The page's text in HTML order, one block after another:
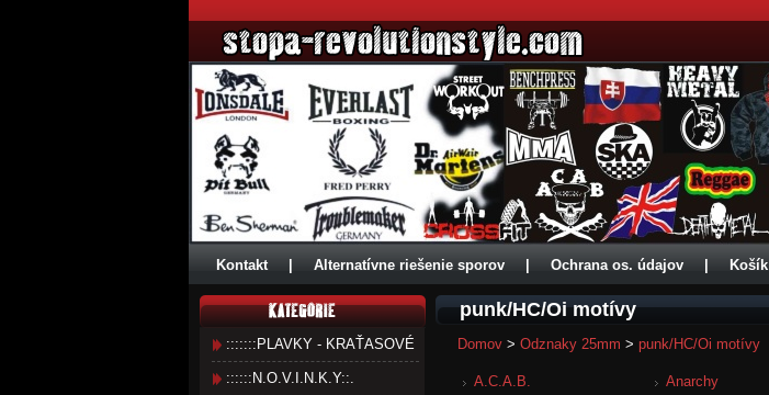
Kontakt Alternatívne riešenie sporov Ochrana os. údajov Košík
:::::::PLAVKY - KRAŤASOVÉ
::::::N.O.V.I.N.K.Y::.
punk/HC/Oi motívy
Domov > Odznaky 25mm > punk/HC/Oi motívy
A.C.A.B. Anarchy